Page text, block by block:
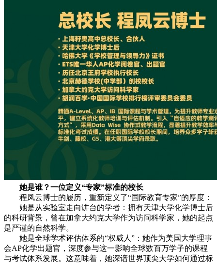
她是谁？一位定义“专家”标准的校长
程凤云博士的履历，重新定义了“国际教育专家”的厚度：
她是从实验室走向讲台的学者：拥有天津大学化学博士后
的科研背景，曾在加拿大约克大学作为访问科学家，她的起点
是严谨的自然科学。
她是全球学术评估体系的“权威人”：她作为美国大学理事
会AP化学出题官，深度参与这一影响全球数百万学子的课程
与考试体系发展。这意味着，她深谙世界顶尖大学如何通过标